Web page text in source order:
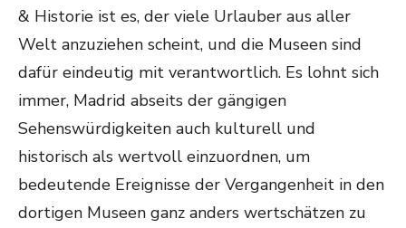
& Historie ist es, der viele Urlauber aus aller
Welt anzuziehen scheint, und die Museen sind
dafür eindeutig mit verantwortlich. Es lohnt sich
immer, Madrid abseits der gängigen
Sehenswürdigkeiten auch kulturell und
historisch als wertvoll einzuordnen, um
bedeutende Ereignisse der Vergangenheit in den
dortigen Museen ganz anders wertschätzen zu